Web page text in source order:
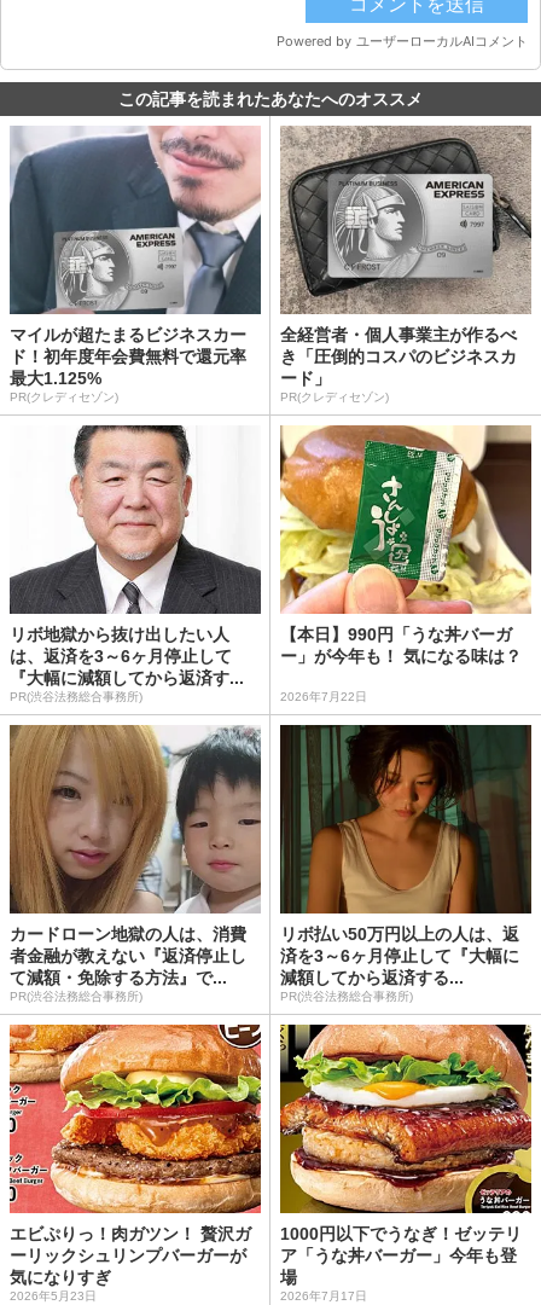
この記事を読まれたあなたへのオススメ
マイルが超たまるビジネスカー
ド！初年度年会費無料で還元率
最大1.125%
PR(クレディセゾン)
全経営者・個人事業主が作るべ
き「圧倒的コスパのビジネスカ
ード」
PR(クレディセゾン)
リボ地獄から抜け出したい人
は、返済を3～6ヶ月停止して
『大幅に減額してから返済す...
PR(渋谷法務総合事務所)
【本日】990円「うな丼バーガ
ー」が今年も！ 気になる味は？
2026年7月22日
カードローン地獄の人は、消費
者金融が教えない『返済停止し
て減額・免除する方法』で...
PR(渋谷法務総合事務所)
リボ払い50万円以上の人は、返
済を3～6ヶ月停止して『大幅に
減額してから返済する...
PR(渋谷法務総合事務所)
エビぷりっ！肉ガツン！ 贅沢ガ
ーリックシュリンプバーガーが
気になりすぎ
2026年5月23日
1000円以下でうなぎ！ゼッテリ
ア「うな丼バーガー」今年も登
場
2026年7月17日